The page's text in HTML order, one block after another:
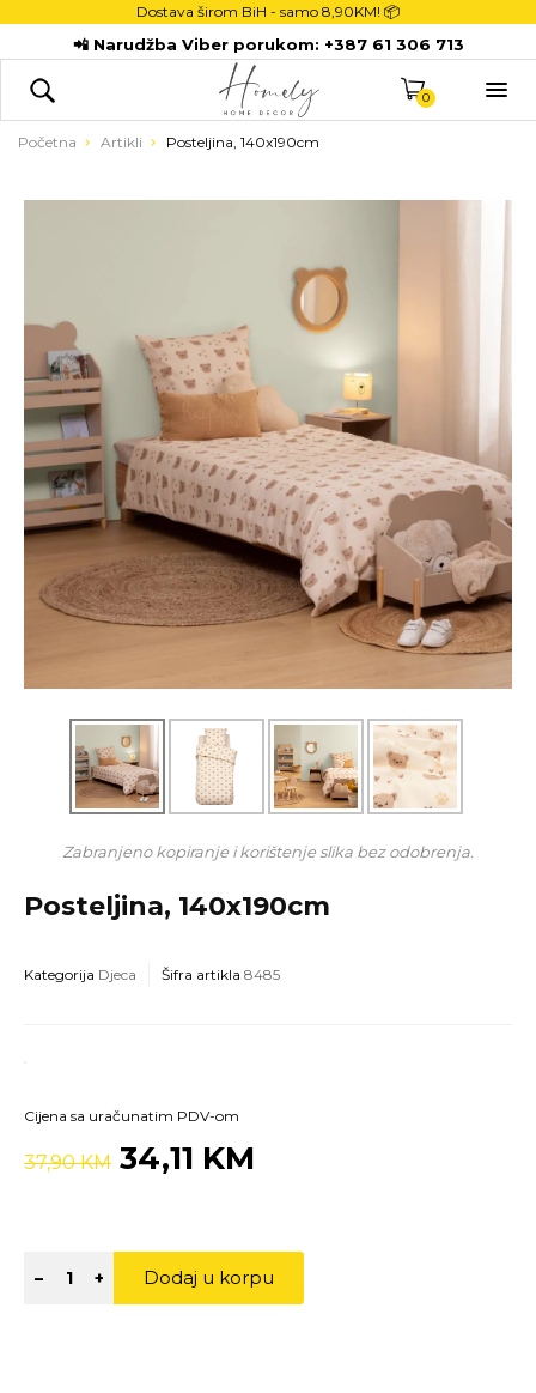
Dostava širom BiH - samo 8,90KM! 📦
📲 Narudžba Viber porukom: +387 61 306 713
0 
POČETNA
DEKORACIJE
KUHINJA
TEKSTIL
Početna Artikli Posteljina, 140x190cm
Zabranjeno kopiranje i korištenje slika bez odobrenja.
Posteljina, 140x190cm
Kategorija Djeca Šifra artikla 8485
Cijena sa uračunatim PDV-om
37,90 KM 34,11 KM
– + Dodaj u korpu